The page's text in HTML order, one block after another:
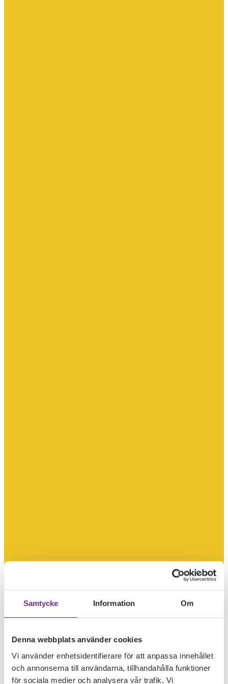
Samtycke Information Om
Denna webbplats använder cookies
Vi använder enhetsidentifierare för att anpassa innehållet
och annonserna till användarna, tillhandahålla funktioner
för sociala medier och analysera vår trafik. Vi